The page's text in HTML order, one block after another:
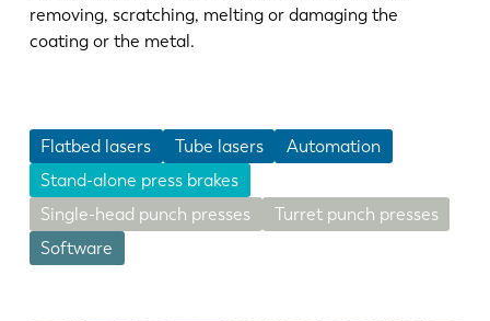
removing, scratching, melting or damaging the
coating or the metal.
Flatbed lasers Tube lasers
Automation
Stand-alone press brakes
Single-head punch presses
Turret punch presses
Software